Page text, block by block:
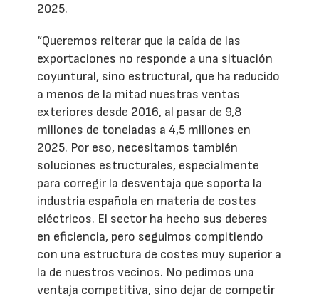
2025.
“Queremos reiterar que la caída de las
exportaciones no responde a una situación
coyuntural, sino estructural, que ha reducido
a menos de la mitad nuestras ventas
exteriores desde 2016, al pasar de 9,8
millones de toneladas a 4,5 millones en
2025. Por eso, necesitamos también
soluciones estructurales, especialmente
para corregir la desventaja que soporta la
industria española en materia de costes
eléctricos. El sector ha hecho sus deberes
en eficiencia, pero seguimos compitiendo
con una estructura de costes muy superior a
la de nuestros vecinos. No pedimos una
ventaja competitiva, sino dejar de competir